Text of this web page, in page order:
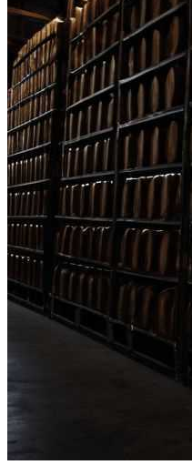
В
Полезно
Простая И
Рецепт